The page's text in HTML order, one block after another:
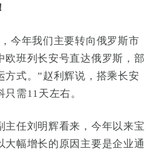
！
今年我们主要转向俄罗斯市
欧班列长安号直达俄罗斯，部
方式。”赵利辉说，搭乘长安
需11天左右。
主任刘明辉看来，今年以来宝
大幅增长的原因主要是企业通